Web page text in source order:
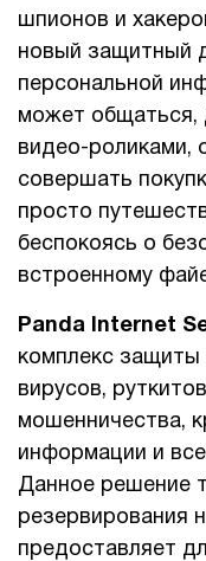
шпионов и
новый защитный
персональной
может общаться,
видео-роликами,
совершать
просто
беспокоясь о
встроенному
Panda Internet
комплекс защиты
вирусов,
мошенничества,
информации и
Данное решение
резервирования
предоставляет